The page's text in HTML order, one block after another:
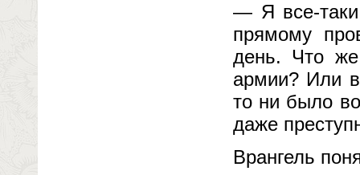
— Я все-
прямому
день. Что
армии? Или
то ни было
даже
Врангель